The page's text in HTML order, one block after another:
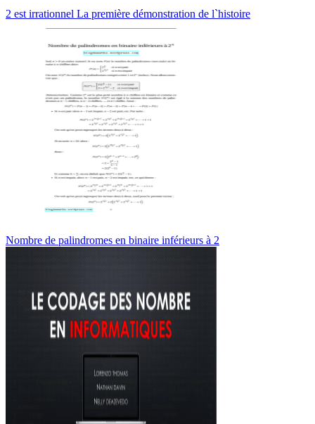
2 est irrationnel La première démonstration de l`histoire
Nombre de palindromes en binaire inférieurs à 2